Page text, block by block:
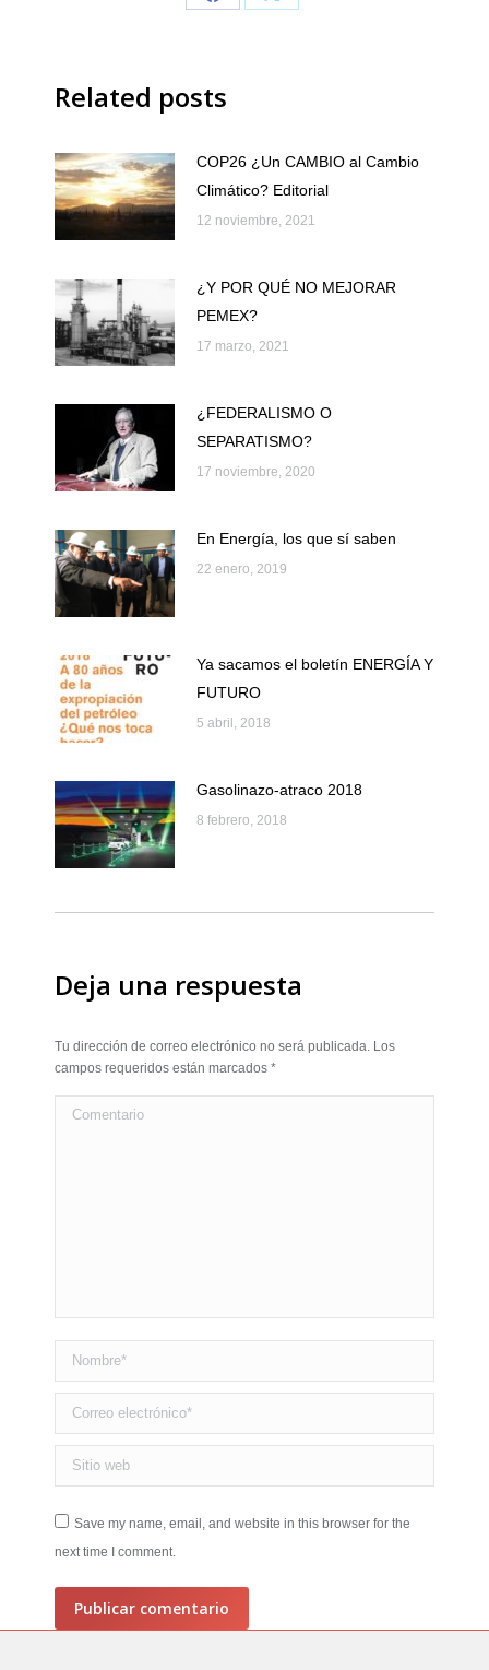
Share
Share
Related posts
COP26 ¿Un CAMBIO al Cambio
Climático? Editorial
12 noviembre, 2021
¿Y POR QUÉ NO MEJORAR
PEMEX?
17 marzo, 2021
¿FEDERALISMO O
SEPARATISMO?
17 noviembre, 2020
En Energía, los que sí saben
22 enero, 2019
Ya sacamos el boletín ENERGÍA Y
FUTURO
5 abril, 2018
Gasolinazo-atraco 2018
8 febrero, 2018
Deja una respuesta
Tu dirección de correo electrónico no será publicada. Los
campos requeridos están marcados *
Comentario
Nombre *
Correo electrónico *
Sitio web
Save my name, email, and website in this browser for the
next time I comment.
Publicar comentario